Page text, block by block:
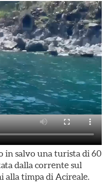
in salvo una turista di 60
dalla corrente sul
alla timpa di Acireale.